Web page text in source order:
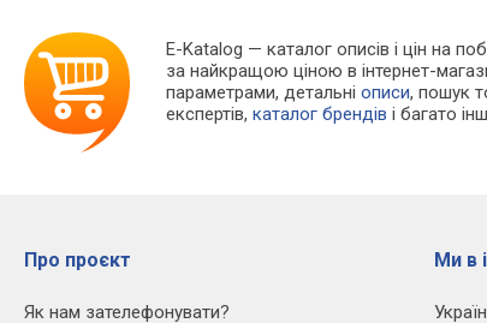
E-Katalog — каталог описів і цін на
за найкращою ціною в інтернет-
параметрами, детальніописи, пошук
експертів,каталог брендів і багато
Про проєкт
Як нам зателефонувати?
Ми в